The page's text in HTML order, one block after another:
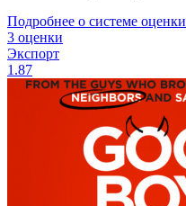
Подробнее о системе оценки
3 оценки
Экспорт
1.87